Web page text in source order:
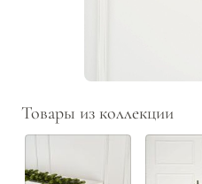
Товары из коллекции